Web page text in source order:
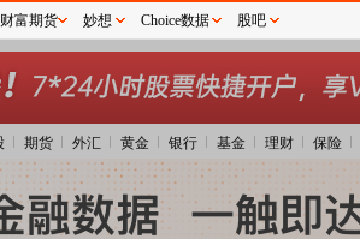
期货 外汇 黄金 银行 基金 理财 保险
富期货 妙想 Choice数据 股吧